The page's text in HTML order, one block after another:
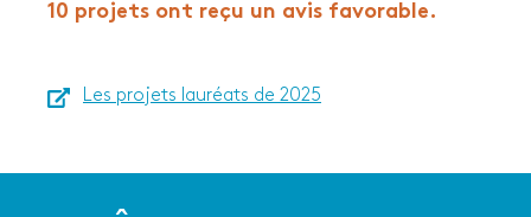
10 projets ont reçu un avis favorable.
Les projets lauréats de 2025